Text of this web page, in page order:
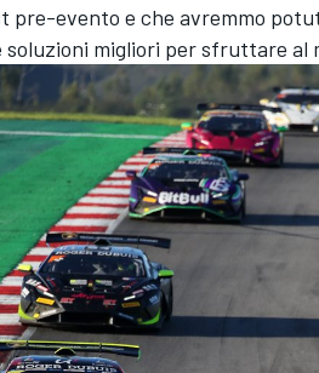
pre-evento e che avremmo
migliori per sfruttare al